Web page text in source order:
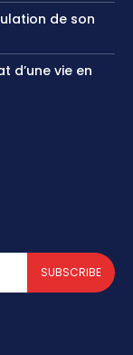
de son
d’une vie en
SUBSCRIBE